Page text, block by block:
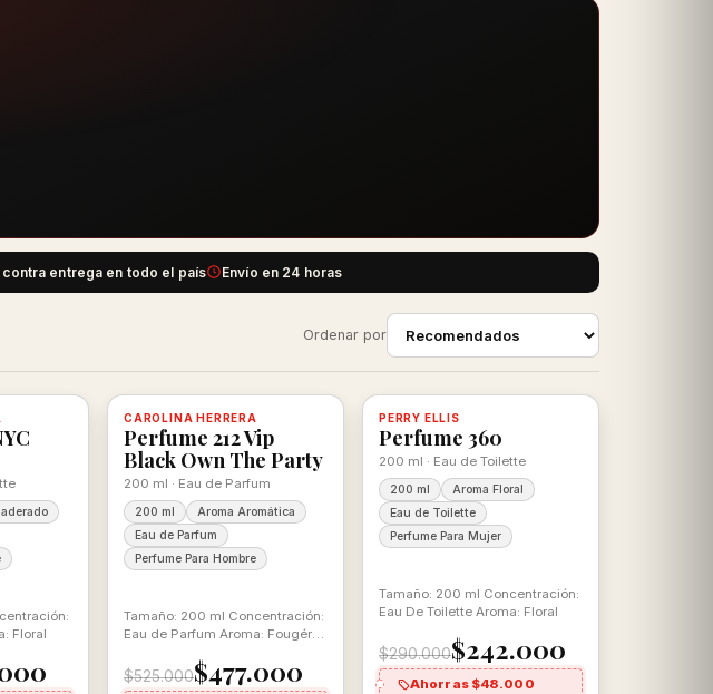
contra entrega en todo el país Envío en 24 horas
Ordenar por
ORIGINAL
Floral
-9% 100% ORIGINAL
CAROLINA HERRERA
Perfume 212 Vip
Black Own The Party
200 ml · Eau de Parfum
200 ml
Aroma Aromática
Eau de Parfum
Perfume Para Hombre
Tamaño: 200 ml Concentración:
Eau de Parfum Aroma: Fougére
$525.000$477.000
Disponible, con descuento -17%
PERRY ELLIS
Perfume 360
200 ml · Eau de Toilette
200 ml
Aroma Floral
Eau de Toilette
Perfume Para Mujer
Tamaño: 200 ml Concentración:
Eau De Toilette Aroma: Floral
$290.000$242.000
Ahorras $48.000
Disponible, con descuento